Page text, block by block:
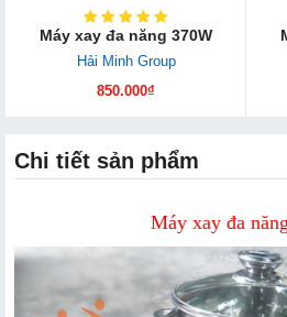
Máy xay đa năng 370W
Hải Minh Group
850.000₫
Chi tiết sản phẩm
Máy xay đa